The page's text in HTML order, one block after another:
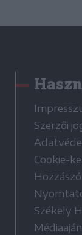
Szerzői
Cookie-
Székely